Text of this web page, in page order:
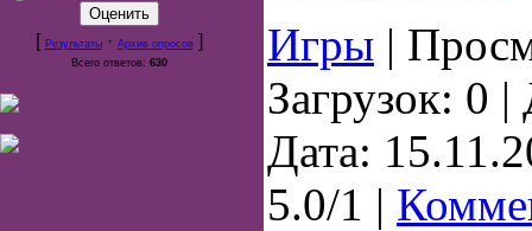
[ Результаты· Архив опросов]
Всего ответов: 630
Игры |
Загрузок: 0
Дата:
5.0/1 |